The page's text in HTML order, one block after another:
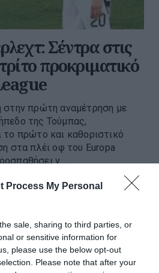
Process My Personal
sale, sharing to third parties, or
or sensitive information for
please use the below opt-out
Please note that after your
Σέντρα στις
προκριματικό
στην πρώτη αναμέτρηση με
της Τούμπας,
το πρώτο και καθοριστικό
στα πλέι οφ του Europa
ν...